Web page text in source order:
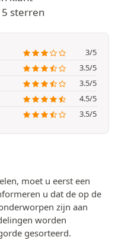
sterren
3/5
3.5/5
3.5/5
4.5/5
3.5/5
moet u eerst een
u dat de op de
zijn aan
worden
gesorteerd.